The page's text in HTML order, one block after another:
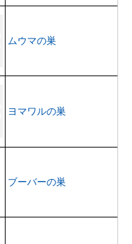
ムウマの巣
ヨマワルの巣
ブーバーの巣